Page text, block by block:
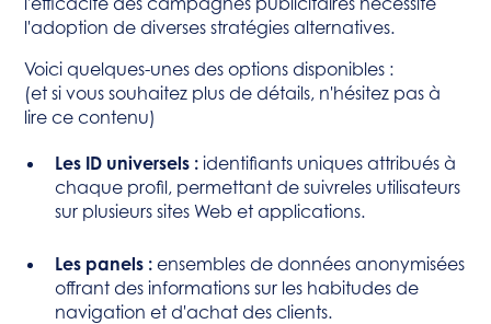
l'adoption de diverses stratégies alternatives.
Voici quelques-unes des options disponibles :
(et si vous souhaitez plus de détails, n'hésitez pas à
lire ce contenu)
Les ID universels :identifiants uniques attribués à
chaque profil, permettant de suivreles utilisateurs
sur plusieurs sites Web et applications.
Les panels :ensembles de données anonymisées
offrant des informations sur les habitudes de
navigation et d'achat des clients.